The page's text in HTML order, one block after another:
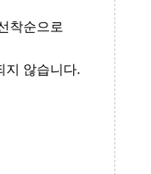
착순으로
지 않습니다.